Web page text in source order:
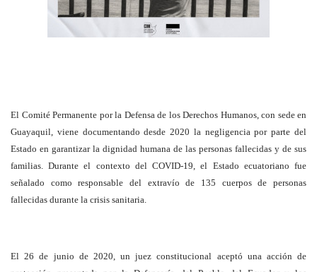
El Comité Permanente por la Defensa de los Derechos Humanos, con sede en
Guayaquil, viene documentando desde 2020 la negligencia por parte del
Estado en garantizar la dignidad humana de las personas fallecidas y de sus
familias. Durante el contexto del COVID-19, el Estado ecuatoriano fue
señalado como responsable del extravío de 135 cuerpos de personas
fallecidas durante la crisis sanitaria.
El 26 de junio de 2020, un juez constitucional aceptó una acción de